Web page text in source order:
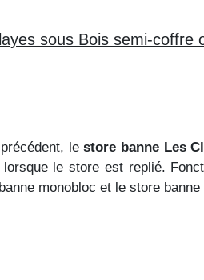
sous Bois semi-coffre
lestore banne Les
le store est replié.
monobloc et le store